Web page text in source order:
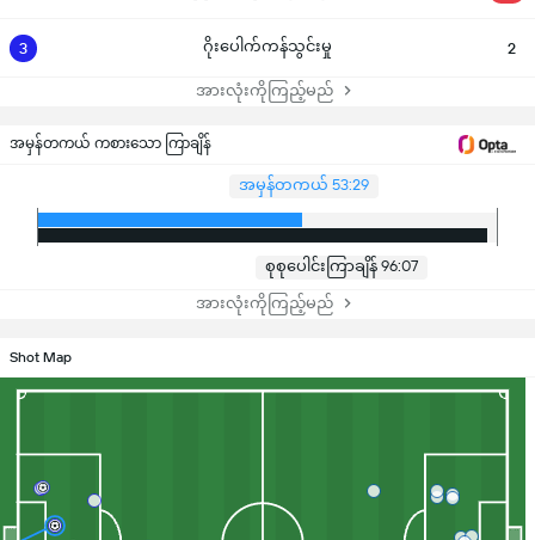
3 ဂိုးပေါက်ကန်သွင်းမှု 2
အားလုံးကိုကြည့်မည်
အမှန်တကယ် ကစားသော ကြာချိန်
အမှန်တကယ် 53:29
စုစုပေါင်းကြာချိန် 96:07
အားလုံးကိုကြည့်မည်
Shot Map